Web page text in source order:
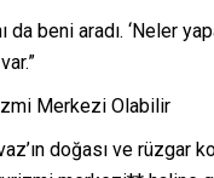
da beni aradı. ‘Neler
Merkezi Olabilir
doğası ve rüzgar